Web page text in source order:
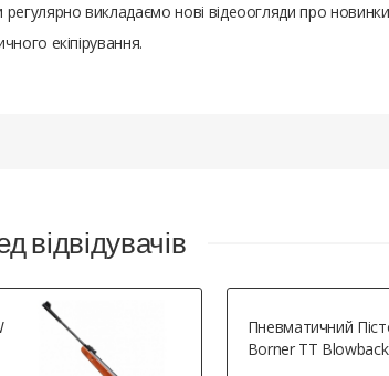
викладаємо нові відеоогляди про новинки
екіпірування.
відвідувачів
Пневматичний
Borner TT